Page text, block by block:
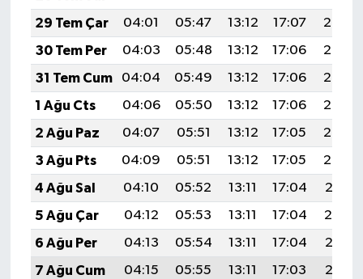
29 Tem Çar
04:01 05:47 13:12 17:07
20:27
30 Tem Per
04:03 05:48 13:12 17:06
20:26
31 Tem Cum
04:04 05:49 13:12 17:06
20:25
1 Ağu Cts
04:06 05:50 13:12 17:06
20:24
2 Ağu Paz
04:07 05:51 13:12 17:05
20:23
3 Ağu Pts
04:09 05:51 13:12 17:05
20:22
4 Ağu Sal
04:10 05:52 13:11 17:04
20:21
5 Ağu Çar
04:12 05:53 13:11 17:04
20:19
6 Ağu Per
04:13 05:54 13:11 17:04
20:18
7 Ağu Cum
04:15 05:55 13:11 17:03
20:17